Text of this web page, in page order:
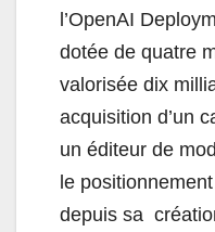
l’OpenAI
dotée de quatre
valorisée dix
acquisition d’un
un éditeur de
le
depuis sa